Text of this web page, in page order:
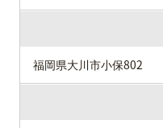
福岡県大川市小保802